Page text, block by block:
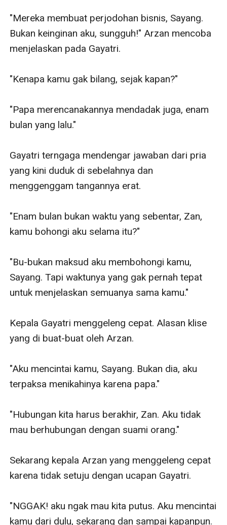
"Mereka membuat perjodohan bisnis, Sayang.
Bukan keinginan aku, sungguh!" Arzan mencoba
menjelaskan pada Gayatri.
"Kenapa kamu gak bilang, sejak kapan?"
"Papa merencanakannya mendadak juga, enam
bulan yang lalu."
Gayatri terngaga mendengar jawaban dari pria
yang kini duduk di sebelahnya dan
menggenggam tangannya erat.
"Enam bulan bukan waktu yang sebentar, Zan,
kamu bohongi aku selama itu?"
"Bu-bukan maksud aku membohongi kamu,
Sayang. Tapi waktunya yang gak pernah tepat
untuk menjelaskan semuanya sama kamu."
Kepala Gayatri menggeleng cepat. Alasan klise
yang di buat-buat oleh Arzan.
"Aku mencintai kamu, Sayang. Bukan dia, aku
terpaksa menikahinya karena papa."
"Hubungan kita harus berakhir, Zan. Aku tidak
mau berhubungan dengan suami orang."
Sekarang kepala Arzan yang menggeleng cepat
karena tidak setuju dengan ucapan Gayatri.
"NGGAK! aku ngak mau kita putus. Aku mencintai
kamu dari dulu, sekarang dan sampai kapanpun.